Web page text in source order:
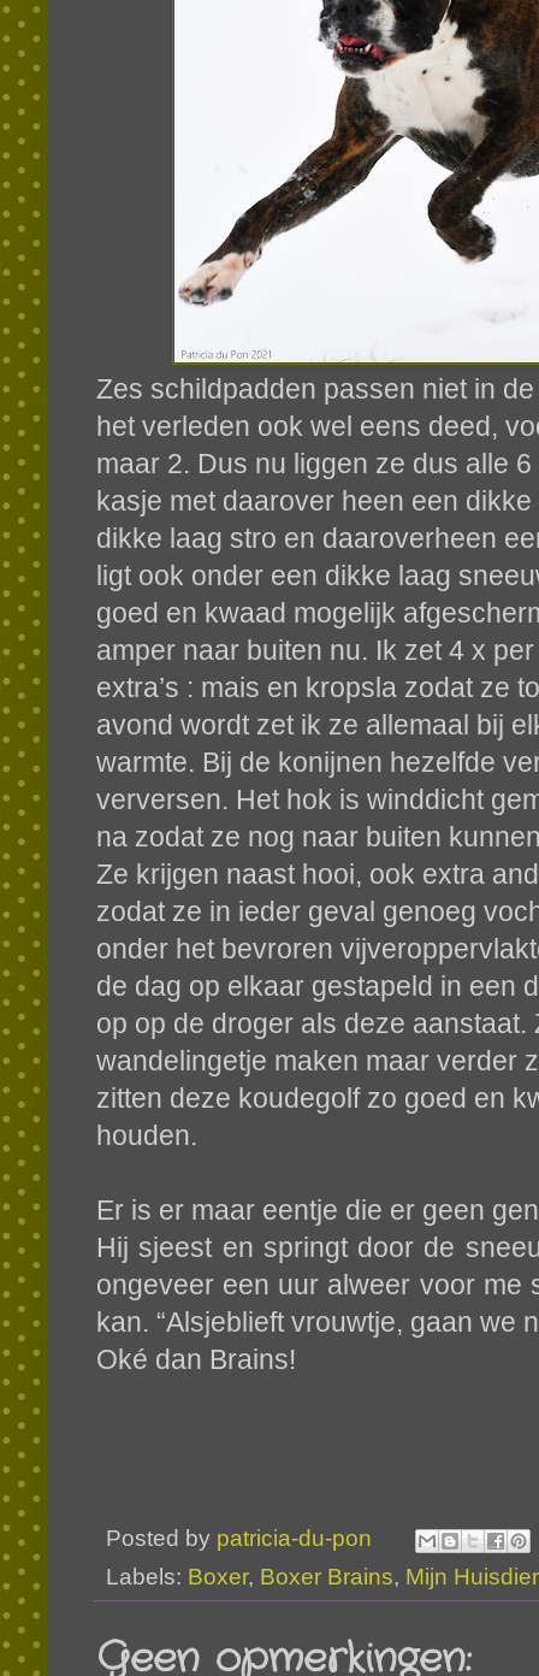
Zes schildpadden passen niet in
het verleden ook wel eens deed,
maar 2. Dus nu liggen ze dus alle
kasje met daarover heen een
dikke laag stro en daaroverheen
ligt ook onder een dikke laag
goed en kwaad mogelijk
amper naar buiten nu. Ik zet 4 x
extra’s : mais en kropsla zodat ze
avond wordt zet ik ze allemaal bij
warmte. Bij de konijnen hezelfde
verversen. Het hok is winddicht
na zodat ze nog naar buiten
Ze krijgen naast hooi, ook extra
zodat ze in ieder geval genoeg
onder het bevroren
de dag op elkaar gestapeld in een
op op de droger als deze
wandelingetje maken maar verder
zitten deze koudegolf zo goed en
houden.
Er is er maar eentje die er geen
Hij sjeest en springt door de
ongeveer een uur alweer voor me
kan. “Alsjeblieft vrouwtje, gaan we
Oké dan Brains!
Posted by patricia-du-pon
Labels: Boxer, Boxer Brains, Mijn
Geen opmerkingen: